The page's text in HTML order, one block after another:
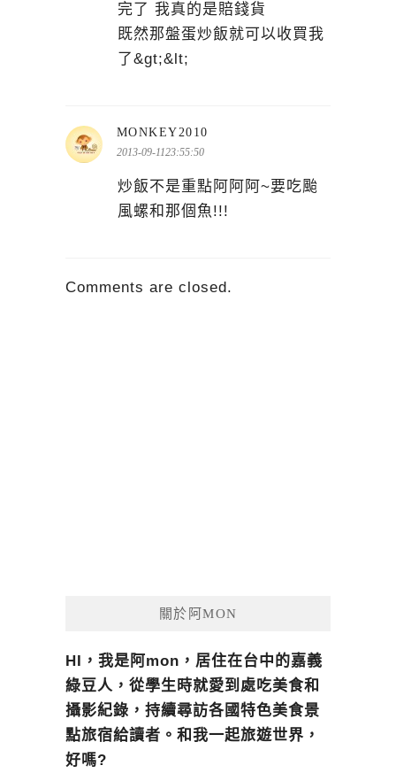
完了 我真的是賠錢貨
既然那盤蛋炒飯就可以收買我
了&gt;&lt;
MONKEY2010
2013-09-1123:55:50
炒飯不是重點阿阿阿~要吃颱
風螺和那個魚!!!
Comments are closed.
關於阿MON
HI，我是阿mon，居住在台中的嘉義
綠豆人，從學生時就愛到處吃美食和
攝影紀錄，持續尋訪各國特色美食景
點旅宿給讀者。和我一起旅遊世界，
好嗎?